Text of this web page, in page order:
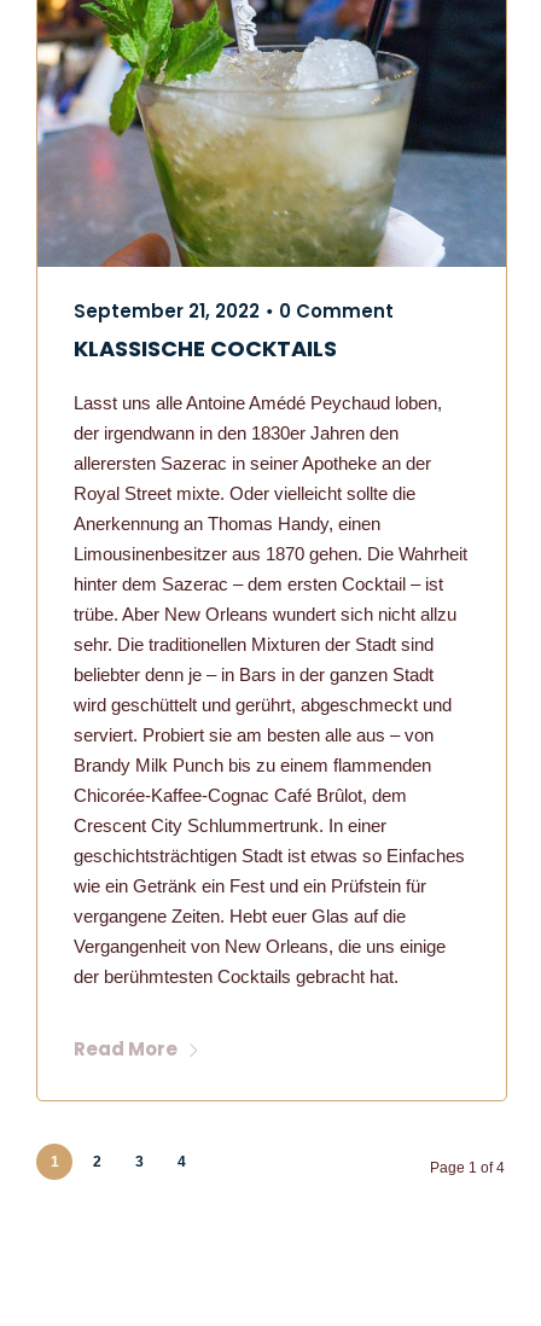
September 21, 2022 • 0 Comment
KLASSISCHE COCKTAILS
Lasst uns alle Antoine Amédé Peychaud loben,
der irgendwann in den 1830er Jahren den
allerersten Sazerac in seiner Apotheke an der
Royal Street mixte. Oder vielleicht sollte die
Anerkennung an Thomas Handy, einen
Limousinenbesitzer aus 1870 gehen. Die Wahrheit
hinter dem Sazerac – dem ersten Cocktail – ist
trübe. Aber New Orleans wundert sich nicht allzu
sehr. Die traditionellen Mixturen der Stadt sind
beliebter denn je – in Bars in der ganzen Stadt
wird geschüttelt und gerührt, abgeschmeckt und
serviert. Probiert sie am besten alle aus – von
Brandy Milk Punch bis zu einem flammenden
Chicorée-Kaffee-Cognac Café Brûlot, dem
Crescent City Schlummertrunk. In einer
geschichtsträchtigen Stadt ist etwas so Einfaches
wie ein Getränk ein Fest und ein Prüfstein für
vergangene Zeiten. Hebt euer Glas auf die
Vergangenheit von New Orleans, die uns einige
der berühmtesten Cocktails gebracht hat.
Read More
1 2 3 4 Page 1 of 4